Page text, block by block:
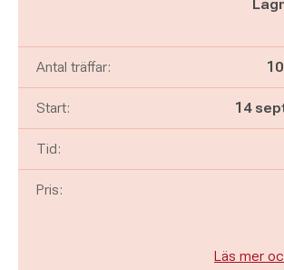
Antal träffar:
Start: 14
Tid:
Pris:
Läs mer